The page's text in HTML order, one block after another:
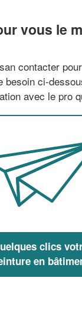
vous le
contacter
besoin ci-
avec le pro
clics
en